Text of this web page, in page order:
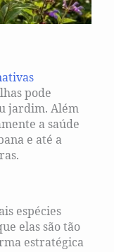
pode
jardim. Além
a saúde
e até a
espécies
elas são tão
estratégica